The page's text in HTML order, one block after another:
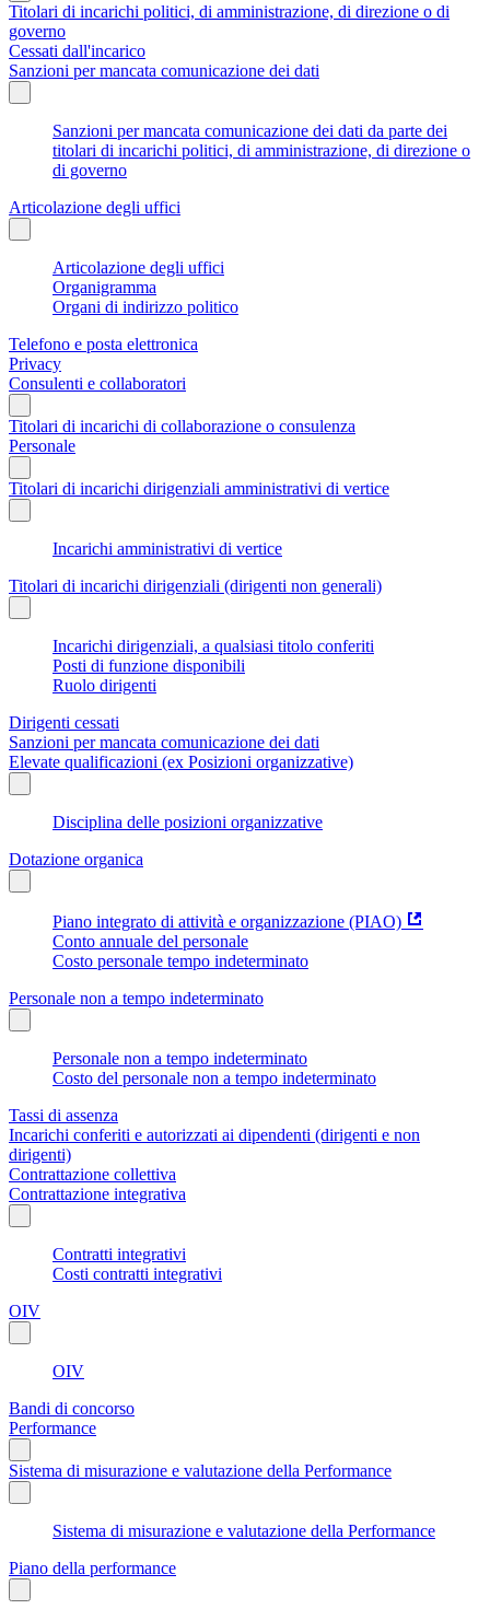
Titolari di incarichi politici, di amministrazione, di direzione o di
governo
Cessati dall'incarico
Sanzioni per mancata comunicazione dei dati
Sanzioni per mancata comunicazione dei dati da parte dei
titolari di incarichi politici, di amministrazione, di direzione o
di governo
Articolazione degli uffici
Articolazione degli uffici
Organigramma
Organi di indirizzo politico
Telefono e posta elettronica
Privacy
Consulenti e collaboratori
Titolari di incarichi di collaborazione o consulenza
Personale
Titolari di incarichi dirigenziali amministrativi di vertice
Incarichi amministrativi di vertice
Titolari di incarichi dirigenziali (dirigenti non generali)
Incarichi dirigenziali, a qualsiasi titolo conferiti
Posti di funzione disponibili
Ruolo dirigenti
Dirigenti cessati
Sanzioni per mancata comunicazione dei dati
Elevate qualificazioni (ex Posizioni organizzative)
Disciplina delle posizioni organizzative
Dotazione organica
Piano integrato di attività e organizzazione (PIAO)
Conto annuale del personale
Costo personale tempo indeterminato
Personale non a tempo indeterminato
Personale non a tempo indeterminato
Costo del personale non a tempo indeterminato
Tassi di assenza
Incarichi conferiti e autorizzati ai dipendenti (dirigenti e non
dirigenti)
Contrattazione collettiva
Contrattazione integrativa
Contratti integrativi
Costi contratti integrativi
OIV
OIV
Bandi di concorso
Performance
Sistema di misurazione e valutazione della Performance
Sistema di misurazione e valutazione della Performance
Piano della performance